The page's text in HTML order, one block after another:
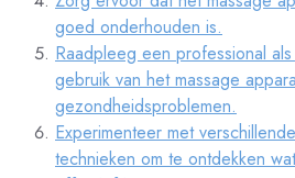
goed onderhouden is.
Raadpleeg een professional
gebruik van het massage
gezondheidsproblemen.
Experimenteer met
technieken om te ontdekken